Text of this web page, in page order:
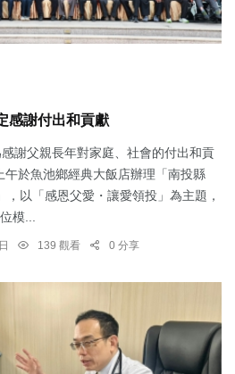
感謝付出和貢獻
感謝父親長年對家庭、社會的付出和貢
於魚池鄉經典大飯店辦理「南投縣
以「感恩父愛・讓愛領投」為主題，
模...
139 觀看 0 分享